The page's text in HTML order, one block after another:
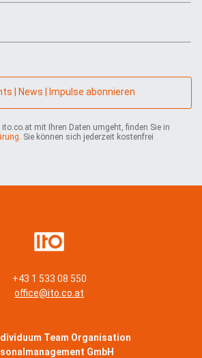
| News | Impulse abonnieren
mit Ihren Daten umgeht, finden Sie in
. Sie können sich jederzeit kostenfrei
+43 1 533 08 550
office@ito.co.at
Team Organisation
GmbH